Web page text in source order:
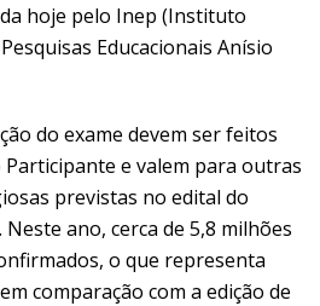
hoje pelo Inep (Instituto
Educacionais Anísio
do exame devem ser feitos
e valem para outras
previstas no edital do
ano, cerca de 5,8 milhões
o que representa
comparação com a edição de